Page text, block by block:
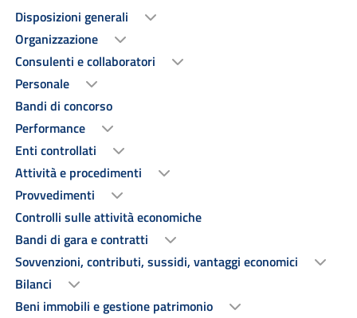
Disposizioni generali
Organizzazione
Consulenti e collaboratori
Personale
Bandi di concorso
Performance
Enti controllati
Attività e procedimenti
Provvedimenti
Controlli sulle attività economiche
Bandi di gara e contratti
Sovvenzioni, contributi, sussidi, vantaggi economici
Bilanci
Beni immobili e gestione patrimonio